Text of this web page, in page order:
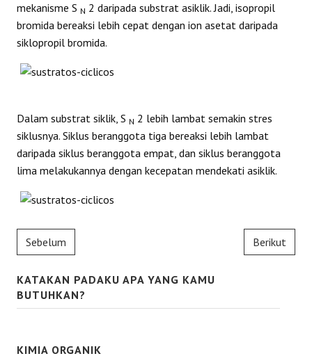
mekanisme S N 2 daripada substrat asiklik. Jadi, isopropil
bromida bereaksi lebih cepat dengan ion asetat daripada
siklopropil bromida.
Dalam substrat siklik, S N 2 lebih lambat semakin stres
siklusnya. Siklus beranggota tiga bereaksi lebih lambat
daripada siklus beranggota empat, dan siklus beranggota
lima melakukannya dengan kecepatan mendekati asiklik.
Sebelum Berikut
KATAKAN PADAKU APA YANG KAMU
BUTUHKAN?
KIMIA ORGANIK